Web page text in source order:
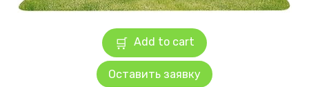
Add to cart
Оставить заявку